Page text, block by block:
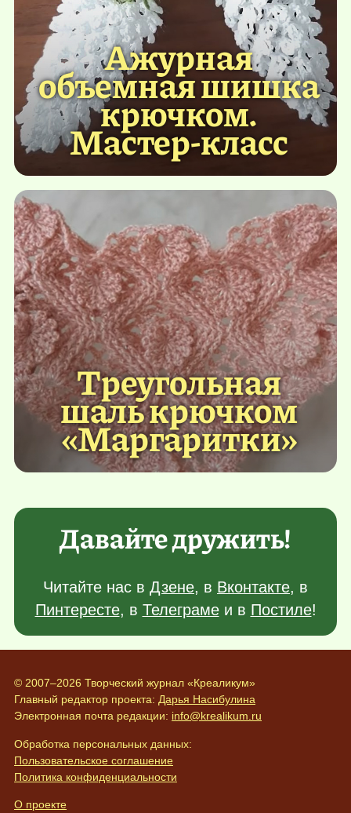
Ажурная
объемная шишка
крючком.
Мастер-класс
Треугольная
шаль крючком
«Маргаритки»
Давайте дружить!
Читайте нас в Дзене, в Вконтакте, в
Пинтересте, в Телеграмеи в Постиле!
© 2007–2026 Творческий журнал «Креаликум»
Главный редактор проекта: Дарья Насибулина
Электронная почта редакции: info@krealikum.ru
Обработка персональных данных:
Пользовательское соглашение
Политика конфиденциальности
О проекте